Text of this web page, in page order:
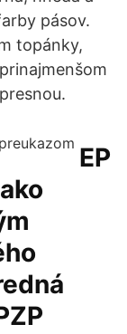
pásov.
topánky,
EP